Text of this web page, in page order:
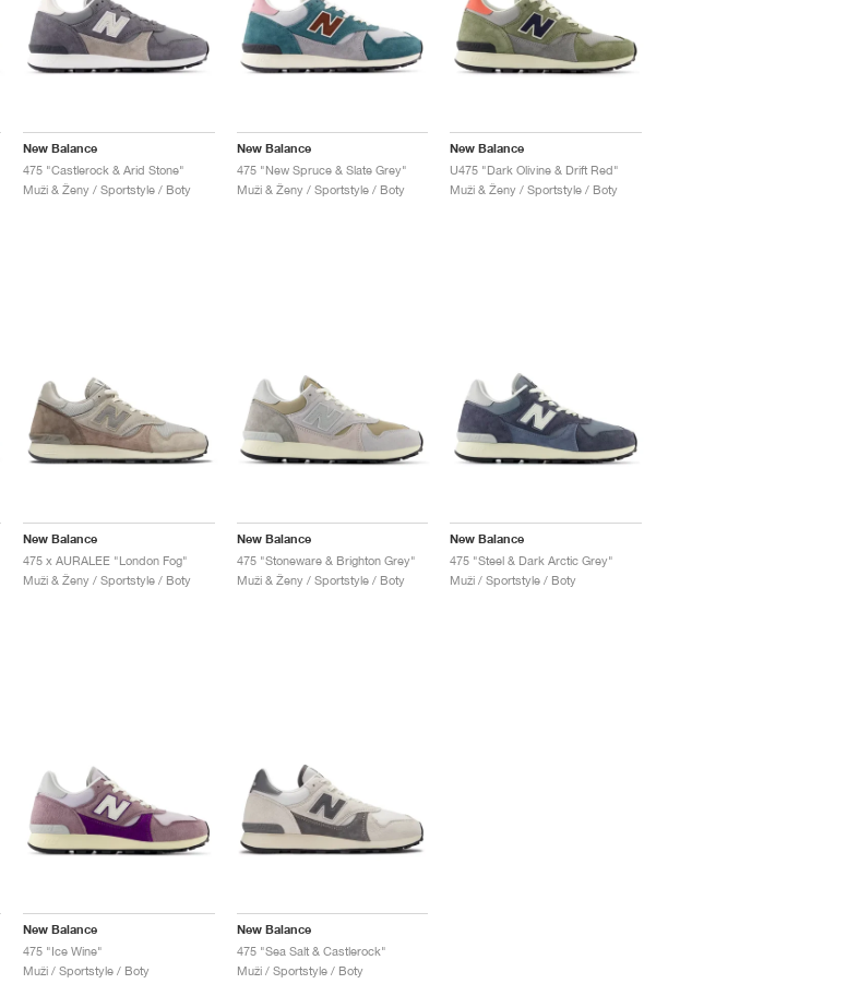
New Balance
475 "Castlerock & Arid Stone"
Muži & Ženy / Sportstyle / Boty
New Balance
475 "New Spruce & Slate Grey"
Muži & Ženy / Sportstyle / Boty
New Balance
U475 "Dark Olivine & Drift Red"
Muži & Ženy / Sportstyle / Boty
New Balance
475 x AURALEE "London Fog"
Muži & Ženy / Sportstyle / Boty
New Balance
475 "Stoneware & Brighton Grey"
Muži & Ženy / Sportstyle / Boty
New Balance
475 "Steel & Dark Arctic Grey"
Muži / Sportstyle / Boty
New Balance
475 "Ice Wine"
Muži / Sportstyle / Boty
New Balance
475 "Sea Salt & Castlerock"
Muži / Sportstyle / Boty